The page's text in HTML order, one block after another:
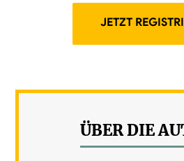
JETZT
ÜBER DIE